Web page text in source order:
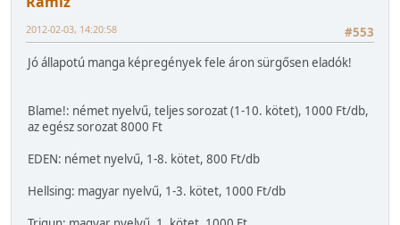
#553
2012-02-03, 14:20:58
Jó állapotú manga képregények fele áron sürgősen eladók!
Blame!: német nyelvű, teljes sorozat (1-10. kötet), 1000 Ft/db,
az egész sorozat 8000 Ft
EDEN: német nyelvű, 1-8. kötet, 800 Ft/db
Hellsing: magyar nyelvű, 1-3. kötet, 1000 Ft/db